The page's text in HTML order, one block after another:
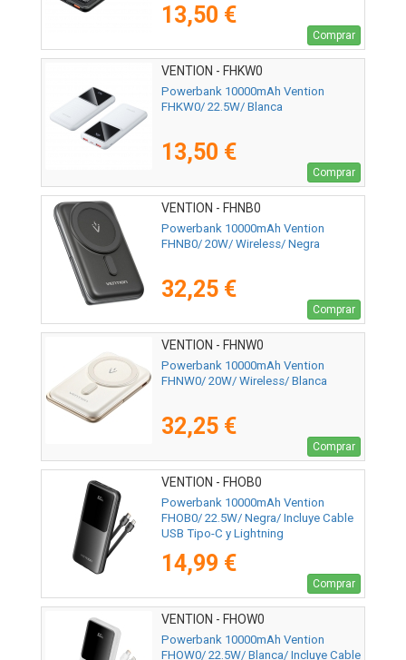
13,50 €
Comprar
VENTION - FHKW0
Powerbank 10000mAh Vention
FHKW0/ 22.5W/ Blanca
13,50 €
Comprar
VENTION - FHNB0
Powerbank 10000mAh Vention
FHNB0/ 20W/ Wireless/ Negra
32,25 €
Comprar
VENTION - FHNW0
Powerbank 10000mAh Vention
FHNW0/ 20W/ Wireless/ Blanca
32,25 €
Comprar
VENTION - FHOB0
Powerbank 10000mAh Vention
FHOB0/ 22.5W/ Negra/ Incluye Cable
USB Tipo-C y Lightning
14,99 €
Comprar
VENTION - FHOW0
Powerbank 10000mAh Vention
FHOW0/ 22.5W/ Blanca/ Incluye Cable